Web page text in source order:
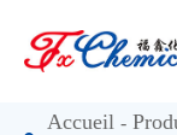
Accueil